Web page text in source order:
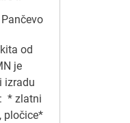
od
je
izradu
* zlatni
pločice*